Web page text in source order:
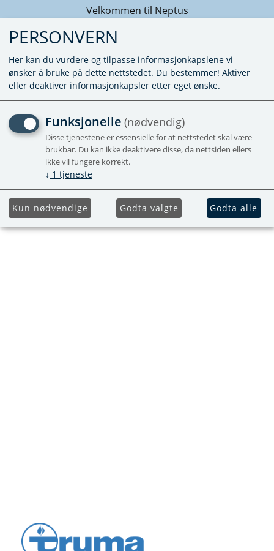
Velkommen til Neptus
PARTIKKELFILTER
TILLEGGSATS
PERSONVERN
Her kan du vurdere og tilpasse informasjonkapslene vi
ønsker å bruke på dette nettstedet. Du bestemmer! Aktiver
eller deaktiver informasjonkapsler etter eget ønske.
Funksjonelle (nødvendig)
Disse tjenestene er essensielle for at nettstedet skal være
brukbar. Du kan ikke deaktivere disse, da nettsiden ellers
ikke vil fungere korrekt.
↓ 1 tjeneste
Kun nødvendige Godta valgte Godta alle